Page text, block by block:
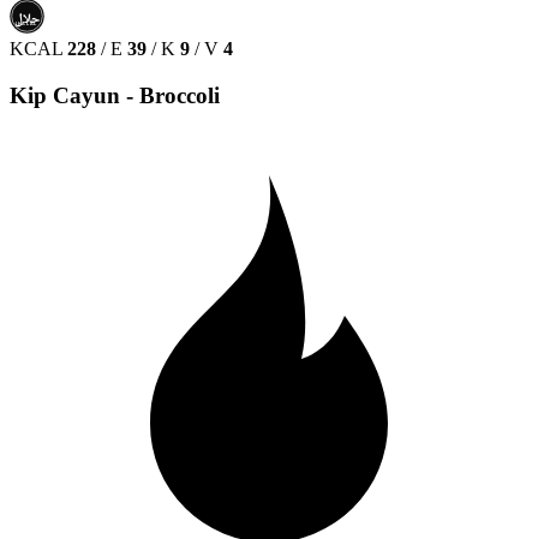
حلال
HALAL
KCAL 228 / E 39 / K 9 / V 4
Kip Cayun - Broccoli